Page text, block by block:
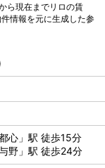
ら現在までリロの賃
情報を元に生成した参
心」駅 徒歩15分
野」駅 徒歩24分